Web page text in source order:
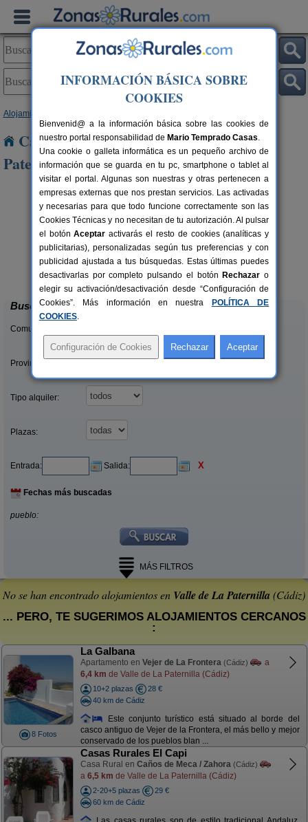
Alojamientos
Casas Rurales cerca de Valle de La
Paternilla
10 pers.
desde25 €
El Corralón
Grazalema (Cádiz)
Buscar
Comunidades:
Provincias/Islas:
Tipo alquiler:
Plazas:
Entrada: Salida: X
Fechas más buscadas
pueblo:
MÁS FILTROS
No se han encontrado alojamientos en Valle de La Paternilla (Cádiz)
... PERO, TE SUGERIMOS ALOJAMIENTOS CERCANOS
:
8 Fotos
La Galbana
Apartamento en Vejer de La Frontera (Cádiz)
a
6,4 km de Valle de La Paternilla (Cádiz)
10+2 plazas
28 €
40 km de Cádiz
Este conjunto turístico está situado al borde del
casco antiguo de Vejer de la Frontera, el más bello y mejor
conservado de los pueblos blan ...
Casas Rurales El Capi
Casa Rural en Caños de Meca / Zahora (Cádiz)
a 6,5 km de Valle de La Paternilla (Cádiz)
2-20+5 plazas
29 €
60 km de Cádiz
INFORMACIÓN BÁSICA SOBRE
COOKIES
Bienvenid@ a la información básica sobre las cookies de
nuestro portal responsabilidad de Mario Temprado Casas.
Una cookie o galleta informática es un pequeño archivo de
información que se guarda en tu pc, smartphone o tablet al
visitar el portal. Algunas son nuestras y otras pertenecen a
empresas externas que nos prestan servicios. Las activadas
y necesarias para que todo funcione correctamente son las
Cookies Técnicas y no necesitan de tu autorización. Al pulsar
el botónAceptar activarás el resto de cookies (analíticas y
publicitarias), personalizadas según tus preferencias y con
publicidad ajustada a tus búsquedas. Estas últimas puedes
desactivarlas por completo pulsando el botón Rechazar o
elegir su activación/desactivación desde “Configuración de
Cookies”. Más información en nuestra
POLÍTICA DE
COOKIES.